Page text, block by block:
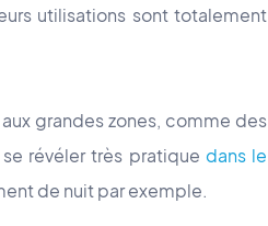
utilisations sont totalement
grandes zones, comme des
révéler très pratique dans le
de nuit par exemple.